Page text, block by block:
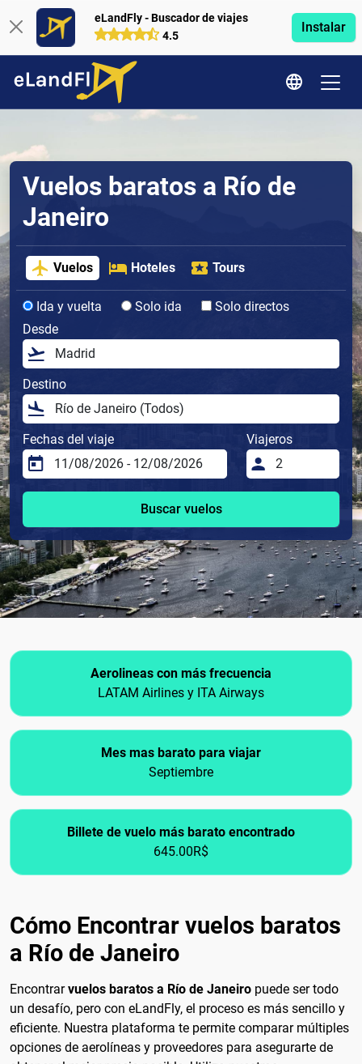
eLandFly - Buscador de viajes
4.5
Instalar
Vuelos baratos a Río de
Janeiro
Vuelos Hoteles Tours
Ida y vuelta Solo ida
Solo directos
Desde
Destino
Fechas del viaje Viajeros
Buscar vuelos
Aerolineas con más frecuencia
LATAM Airlines y ITA Airways
Mes mas barato para viajar
Septiembre
Billete de vuelo más barato encontrado
645.00R$
Cómo Encontrar vuelos baratos
a Río de Janeiro
Encontrarvuelos baratos a Río de Janeiro puede ser todo
un desafío, pero con eLandFly, el proceso es más sencillo y
eficiente. Nuestra plataforma te permite comparar múltiples
opciones de aerolíneas y proveedores para asegurarte de